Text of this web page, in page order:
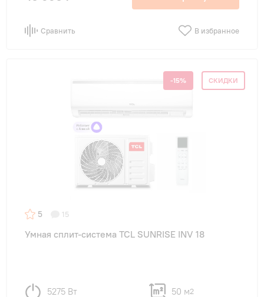
Сравнить В избранное
-15% СКИДКИ
5 15
Умная сплит-система TCL SUNRISE INV 18
5275 Вт 50 м2